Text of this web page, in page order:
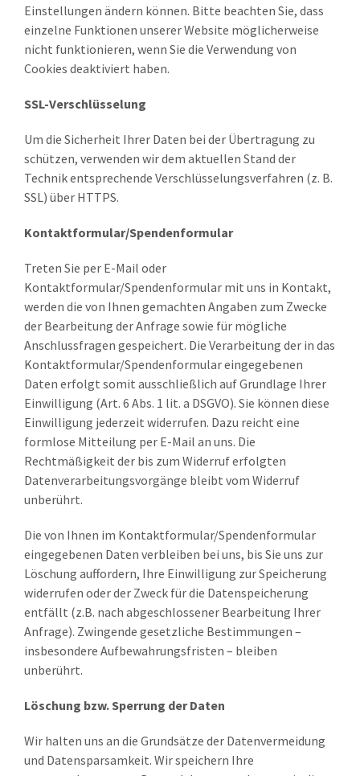
Einstellungen ändern können. Bitte beachten Sie, dass
einzelne Funktionen unserer Website möglicherweise
nicht funktionieren, wenn Sie die Verwendung von
Cookies deaktiviert haben.
SSL-Verschlüsselung
Um die Sicherheit Ihrer Daten bei der Übertragung zu
schützen, verwenden wir dem aktuellen Stand der
Technik entsprechende Verschlüsselungsverfahren (z. B.
SSL) über HTTPS.
Kontaktformular/Spendenformular
Treten Sie per E-Mail oder
Kontaktformular/Spendenformular mit uns in Kontakt,
werden die von Ihnen gemachten Angaben zum Zwecke
der Bearbeitung der Anfrage sowie für mögliche
Anschlussfragen gespeichert. Die Verarbeitung der in das
Kontaktformular/Spendenformular eingegebenen
Daten erfolgt somit ausschließlich auf Grundlage Ihrer
Einwilligung (Art. 6 Abs. 1 lit. a DSGVO). Sie können diese
Einwilligung jederzeit widerrufen. Dazu reicht eine
formlose Mitteilung per E-Mail an uns. Die
Rechtmäßigkeit der bis zum Widerruf erfolgten
Datenverarbeitungsvorgänge bleibt vom Widerruf
unberührt.
Die von Ihnen im Kontaktformular/Spendenformular
eingegebenen Daten verbleiben bei uns, bis Sie uns zur
Löschung auffordern, Ihre Einwilligung zur Speicherung
widerrufen oder der Zweck für die Datenspeicherung
entfällt (z.B. nach abgeschlossener Bearbeitung Ihrer
Anfrage). Zwingende gesetzliche Bestimmungen –
insbesondere Aufbewahrungsfristen – bleiben
unberührt.
Löschung bzw. Sperrung der Daten
Wir halten uns an die Grundsätze der Datenvermeidung
und Datensparsamkeit. Wir speichern Ihre